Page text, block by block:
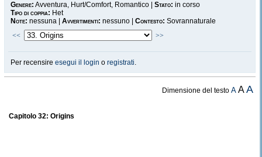
Genere: Avventura, Hurt/Comfort, Romantico | Stato: in corso
Tipo di coppia: Het
Note: nessuna | Avvertimenti: nessuno | Contesto: Sovrannaturale
<<
>>
Per recensire esegui il login o registrati.
Dimensione del testoA AA
Capitolo 32: Origins